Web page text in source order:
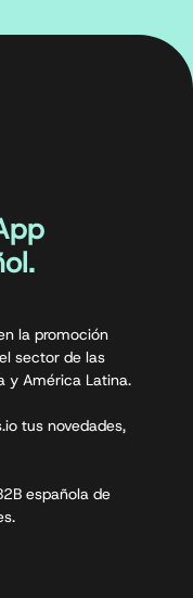
la promoción
sector de las
y América Latina.
tus novedades,
española de